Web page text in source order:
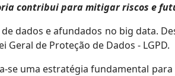
contribui para mitigar riscos e
dados e afundados no big data.
Geral de Proteção de Dados - LGPD.
uma estratégia fundamental